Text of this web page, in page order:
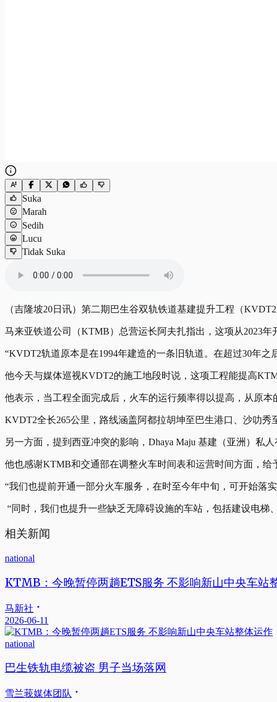
Suka
Marah
Sedih
Lucu
Tidak Suka
（吉隆坡20日讯）第二期巴生谷双轨铁道基建提升工程（
马来亚铁道公司（KTMB）总营运长阿夫扎指出，这项从2023
“KVDT2轨道原本是在1994年建造的一条旧轨道。在超过30年
他今天与媒体巡视KVDT2的施工地段时说，这项工程能提高
他表示，当工程全面完成后，火车的运行频率得以提高，从原
KVDT2全长265公里，路线涵盖阿都拉胡坤至巴生港口、沙叻秀
另一方面，提到西亚冲突的影响，Dhaya Maju 基建（亚洲）私
他也感谢KTMB和交通部在调整火车时间表和运营时间方面，给
“我们也提前开通一部分火车服务，在时至今年中旬，可开始落
“同时，我们也提升一些缺乏无障碍设施的车站，包括建设电梯
相关新闻
national
KTMB：今晚暂停两趟ETS服务 不影响新山中央车站
马新社
2026-06-11
national
巴生铁轨电缆被盗 男子当场落网
雪兰莪媒体团队